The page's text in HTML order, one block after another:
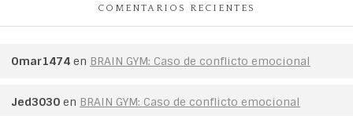
COMENTARIOS RECIENTES
Omar1474 en BRAIN GYM: Caso de conflicto emocional
Jed3030 en BRAIN GYM: Caso de conflicto emocional